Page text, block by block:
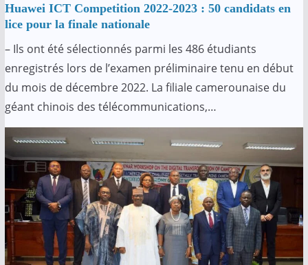
Huawei ICT Competition 2022-2023 : 50 candidats en
lice pour la finale nationale
– Ils ont été sélectionnés parmi les 486 étudiants
enregistrés lors de l’examen préliminaire tenu en début
du mois de décembre 2022. La filiale camerounaise du
géant chinois des télécommunications,…